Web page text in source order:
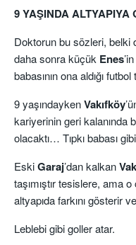
9 YAŞINDA ALTYAPIYA
Doktorun bu sözleri, belki
daha sonra küçük Enes
babasının ona aldığı
9 yaşındaykenVakıfköy
kariyerinin geri kalanında
olacaktı… Tıpkı babası
EskiGaraj’dan kalkan
taşımıştır tesislere, ama
altyapıda farkını gösterir
Leblebi gibi goller atar.